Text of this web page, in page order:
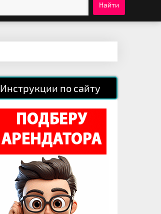
Найти
Инструкции по сайту